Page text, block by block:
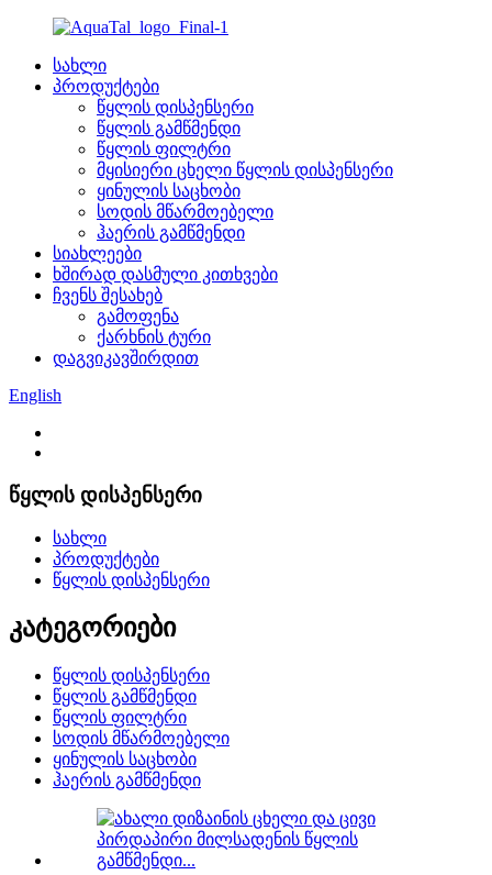
სახლი
პროდუქტები
წყლის დისპენსერი
წყლის გამწმენდი
წყლის ფილტრი
მყისიერი ცხელი წყლის დისპენსერი
ყინულის საცხობი
სოდის მწარმოებელი
ჰაერის გამწმენდი
სიახლეები
ხშირად დასმული კითხვები
ჩვენს შესახებ
გამოფენა
ქარხნის ტური
დაგვიკავშირდით
English
წყლის დისპენსერი
სახლი
პროდუქტები
წყლის დისპენსერი
კატეგორიები
წყლის დისპენსერი
წყლის გამწმენდი
წყლის ფილტრი
სოდის მწარმოებელი
ყინულის საცხობი
ჰაერის გამწმენდი